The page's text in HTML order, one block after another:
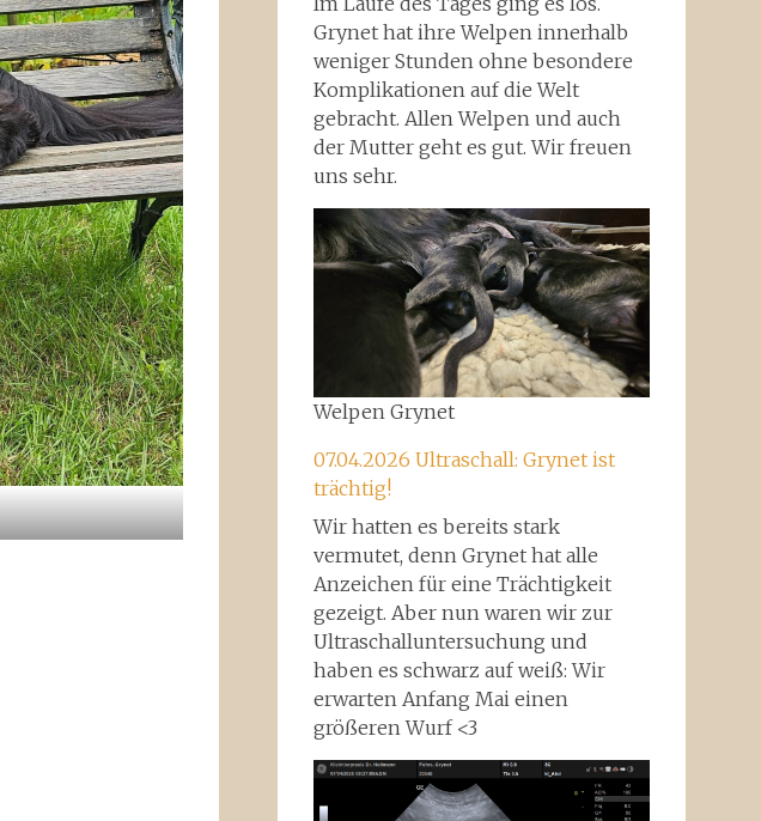
Grynet hat ihre Welpen innerhalb
weniger Stunden ohne besondere
Komplikationen auf die Welt
gebracht. Allen Welpen und auch
der Mutter geht es gut. Wir freuen
uns sehr.
Welpen Grynet
07.04.2026 Ultraschall: Grynet ist
trächtig!
Wir hatten es bereits stark
vermutet, denn Grynet hat alle
Anzeichen für eine Trächtigkeit
gezeigt. Aber nun waren wir zur
Ultraschalluntersuchung und
haben es schwarz auf weiß: Wir
erwarten Anfang Mai einen
größeren Wurf <3